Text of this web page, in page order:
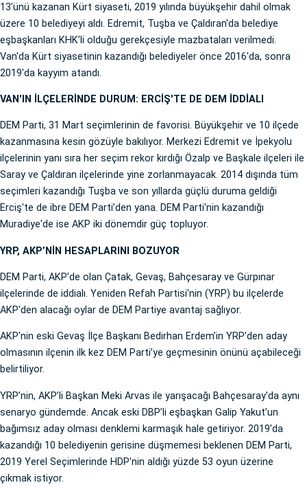
13’ünü kazanan Kürt siyaseti, 2019 yılında büyükşehir dahil olmak
üzere 10 belediyeyi aldı. Edremit, Tuşba ve Çaldıran'da belediye
eşbaşkanları KHK’li olduğu gerekçesiyle mazbataları verilmedi.
Van'da Kürt siyasetinin kazandığı belediyeler önce 2016'da, sonra
2019'da kayyım atandı.
VAN'IN İLÇELERİNDE DURUM: ERCİŞ'TE DE DEM İDDİALI
DEM Parti, 31 Mart seçimlerinin de favorisi. Büyükşehir ve 10 ilçede
kazanmasına kesin gözüyle bakılıyor. Merkezi Edremit ve İpekyolu
ilçelerinin yanı sıra her seçim rekor kırdığı Özalp ve Başkale ilçeleri ile
Saray ve Çaldıran ilçelerinde yine zorlanmayacak. 2014 dışında tüm
seçimleri kazandığı Tuşba ve son yıllarda güçlü duruma geldiği
Erciş'te de ibre DEM Parti’den yana. DEM Parti'nin kazandığı
Muradiye'de ise AKP iki dönemdir güç topluyor.
YRP, AKP’NİN HESAPLARINI BOZUYOR
DEM Parti, AKP’de olan Çatak, Gevaş, Bahçesaray ve Gürpınar
ilçelerinde de iddialı. Yeniden Refah Partisi'nin (YRP) bu ilçelerde
AKP'den alacağı oylar de DEM Partiye avantaj sağlıyor.
AKP'nin eski Gevaş İlçe Başkanı Bedirhan Erdem’in YRP’den aday
olmasının ilçenin ilk kez DEM Parti’ye geçmesinin önünü açabileceği
belirtiliyor.
YRP’nin, AKP’li Başkan Meki Arvas ile yarışacağı Bahçesaray'da aynı
senaryo gündemde. Ancak eski DBP’li eşbaşkan Galip Yakut’un
bağımsız aday olması denklemi karmaşık hale getiriyor. 2019'da
kazandığı 10 belediyenin gerisine düşmemesi beklenen DEM Parti,
2019 Yerel Seçimlerinde HDP'nin aldığı yüzde 53 oyun üzerine
çıkmak istiyor.